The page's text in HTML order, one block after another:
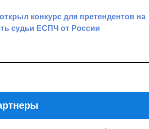
конкурс для претендентов на
судьи ЕСПЧ от России